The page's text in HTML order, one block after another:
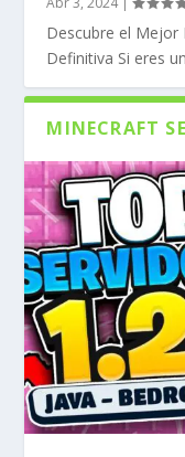
Descubre el Mejor
Definitiva Si eres
MINECRAFT